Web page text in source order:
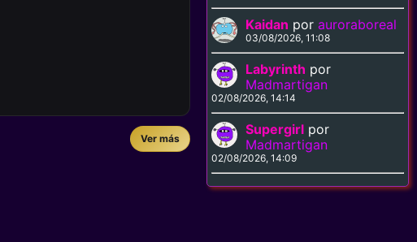
Ver más
Kaidan porauroraboreal
03/08/2026, 11:08
Labyrinth por
Madmartigan
02/08/2026, 14:14
Supergirl por
Madmartigan
02/08/2026, 14:09